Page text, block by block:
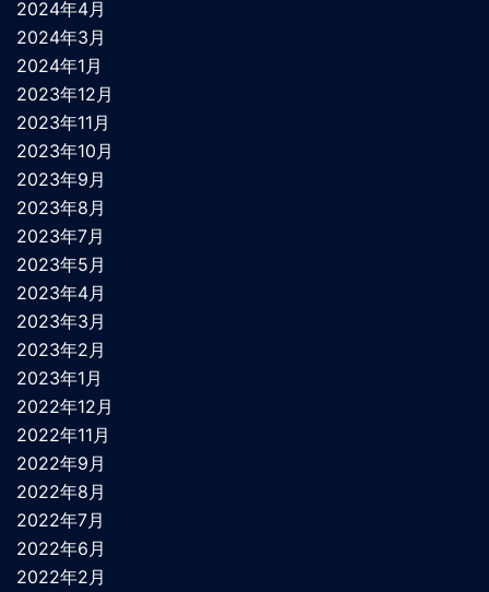
2024年4月
2024年3月
2024年1月
2023年12月
2023年11月
2023年10月
2023年9月
2023年8月
2023年7月
2023年5月
2023年4月
2023年3月
2023年2月
2023年1月
2022年12月
2022年11月
2022年9月
2022年8月
2022年7月
2022年6月
2022年2月